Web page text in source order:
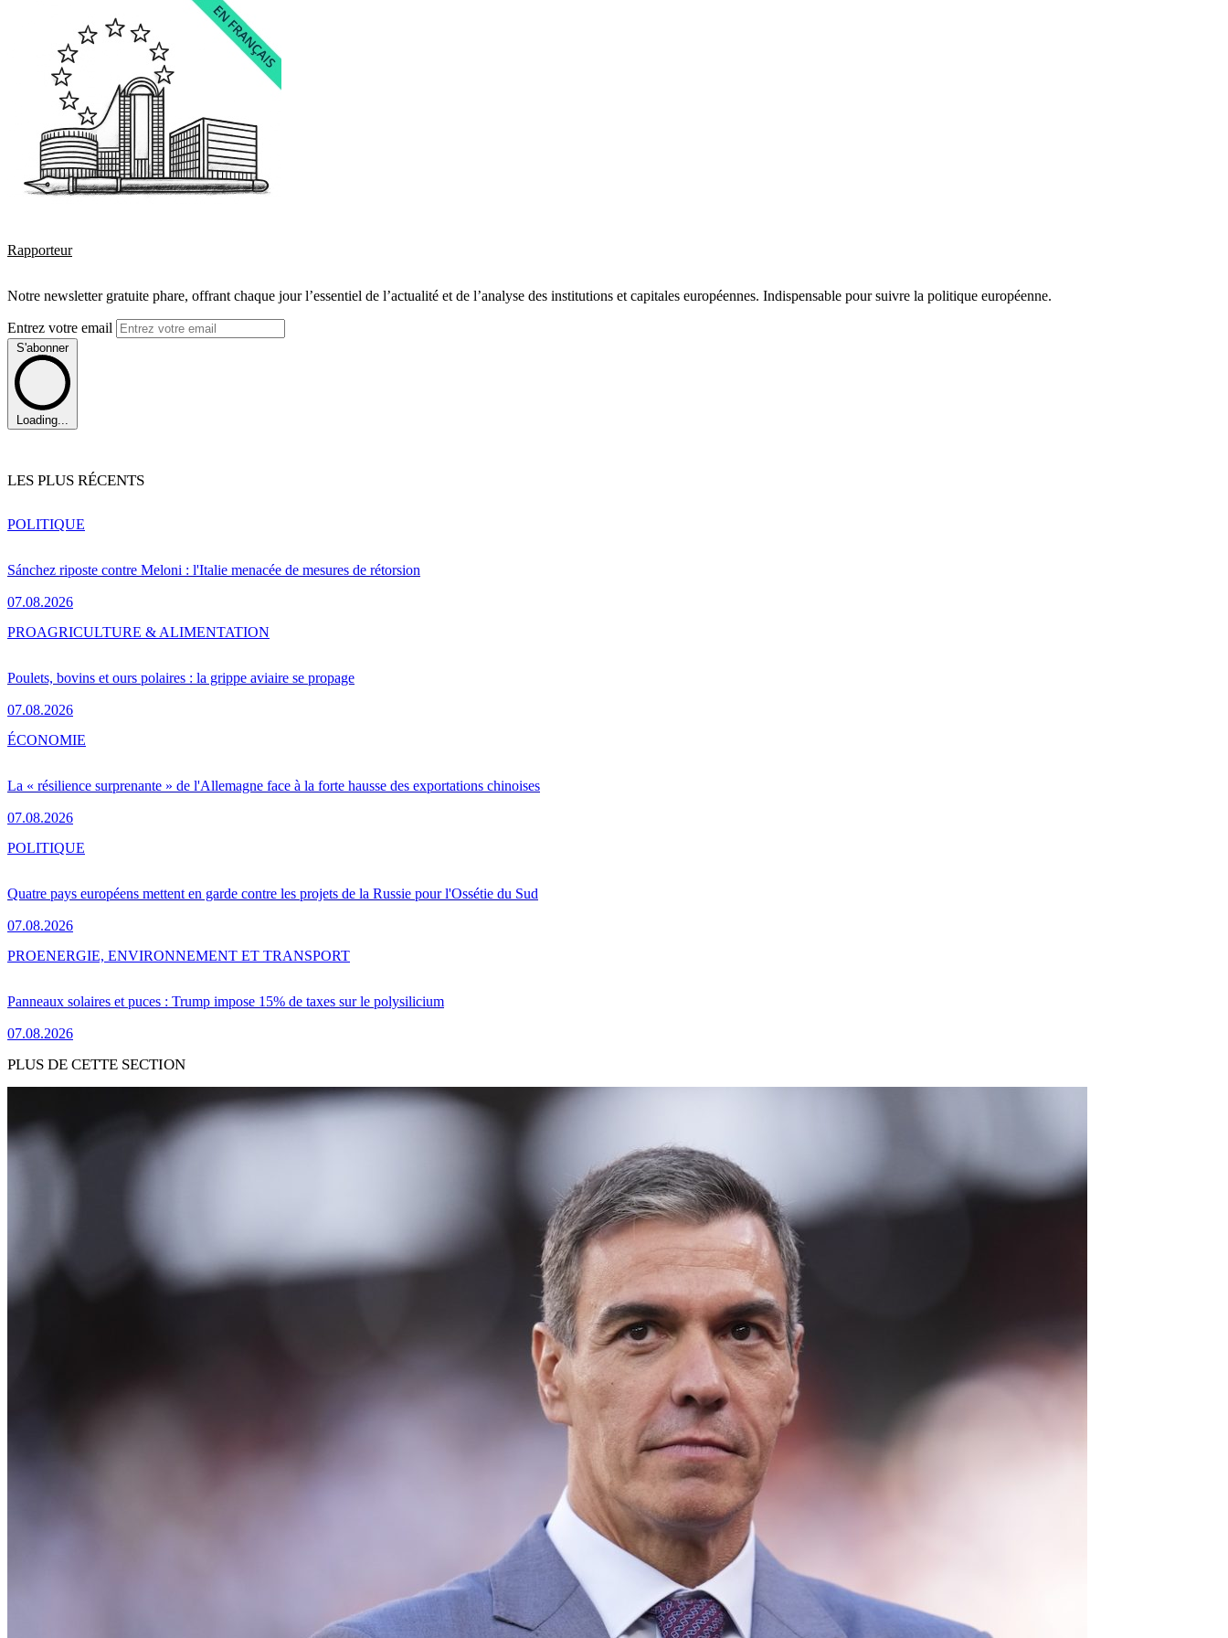
Rapporteur
Notre newsletter gratuite phare, offrant chaque jour l’essentiel de l’actualité et de l’analyse des institutions et capitales européennes. Indispensable pour suivre la politique européenne.
Entrez votre email
S'abonner
Loading...
LES PLUS RÉCENTS
Sánchez riposte contre Meloni : l'Italie menacée de mesures de rétorsion
07.08.2026
POLITIQUE
Poulets, bovins et ours polaires : la grippe aviaire se propage
07.08.2026
PROAGRICULTURE & ALIMENTATION
La « résilience surprenante » de l'Allemagne face à la forte hausse des exportations chinoises
07.08.2026
ÉCONOMIE
Quatre pays européens mettent en garde contre les projets de la Russie pour l'Ossétie du Sud
07.08.2026
POLITIQUE
Panneaux solaires et puces : Trump impose 15% de taxes sur le polysilicium
07.08.2026
PROENERGIE, ENVIRONNEMENT ET TRANSPORT
PLUS DE CETTE SECTION